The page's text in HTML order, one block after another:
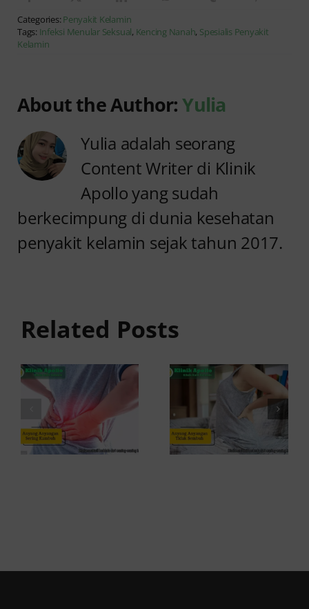
Categories: Penyakit Kelamin
Tags: Infeksi Menular Seksual, Kencing Nanah, Spesialis Penyakit
Kelamin
About the Author:Yulia
Yulia adalah seorang
Content Writer di Klinik
Apollo yang sudah
berkecimpung di dunia kesehatan
penyakit kelamin sejak tahun 2017.
Related Posts
Penyebab
Sering
Kambuh
dan Cara
Atasinya
Anyang
Penyebab
dan
Solusinya